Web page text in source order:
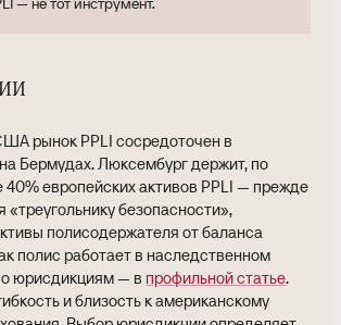
рынок PPLI сосредоточен в
Бермудах. Люксембург держит, по
европейских активов PPLI — прежде
«треугольнику безопасности»,
полисодержателя от баланса
полис работает в наследственном
юрисдикциям — в профильной статье.
и близость к американскому